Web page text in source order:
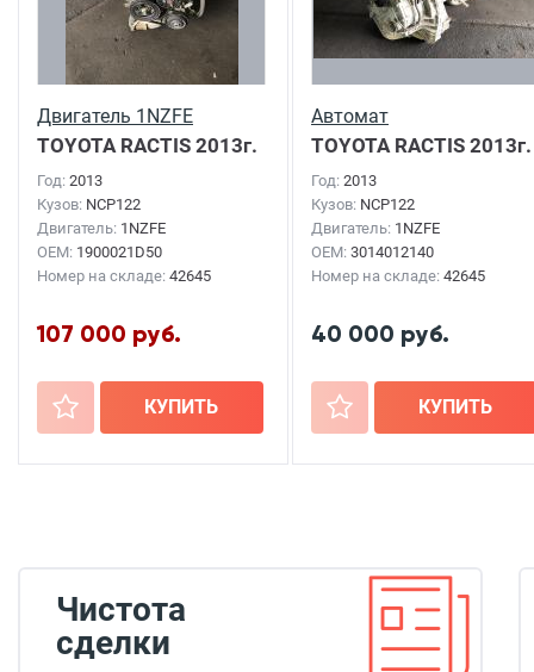
Двигатель 1NZFE
TOYOTA RACTIS 2013г.
Год: 2013
Кузов: NCP122
Двигатель: 1NZFE
OEM: 1900021D50
Номер на складе: 42645
107 000 руб.
+ КУПИТЬ
Автомат
TOYOTA RACTIS 2013г.
Год: 2013
Кузов: NCP122
Двигатель: 1NZFE
OEM: 3014012140
Номер на складе: 42645
40 000 руб.
+ КУПИТЬ
Чистота
сделки